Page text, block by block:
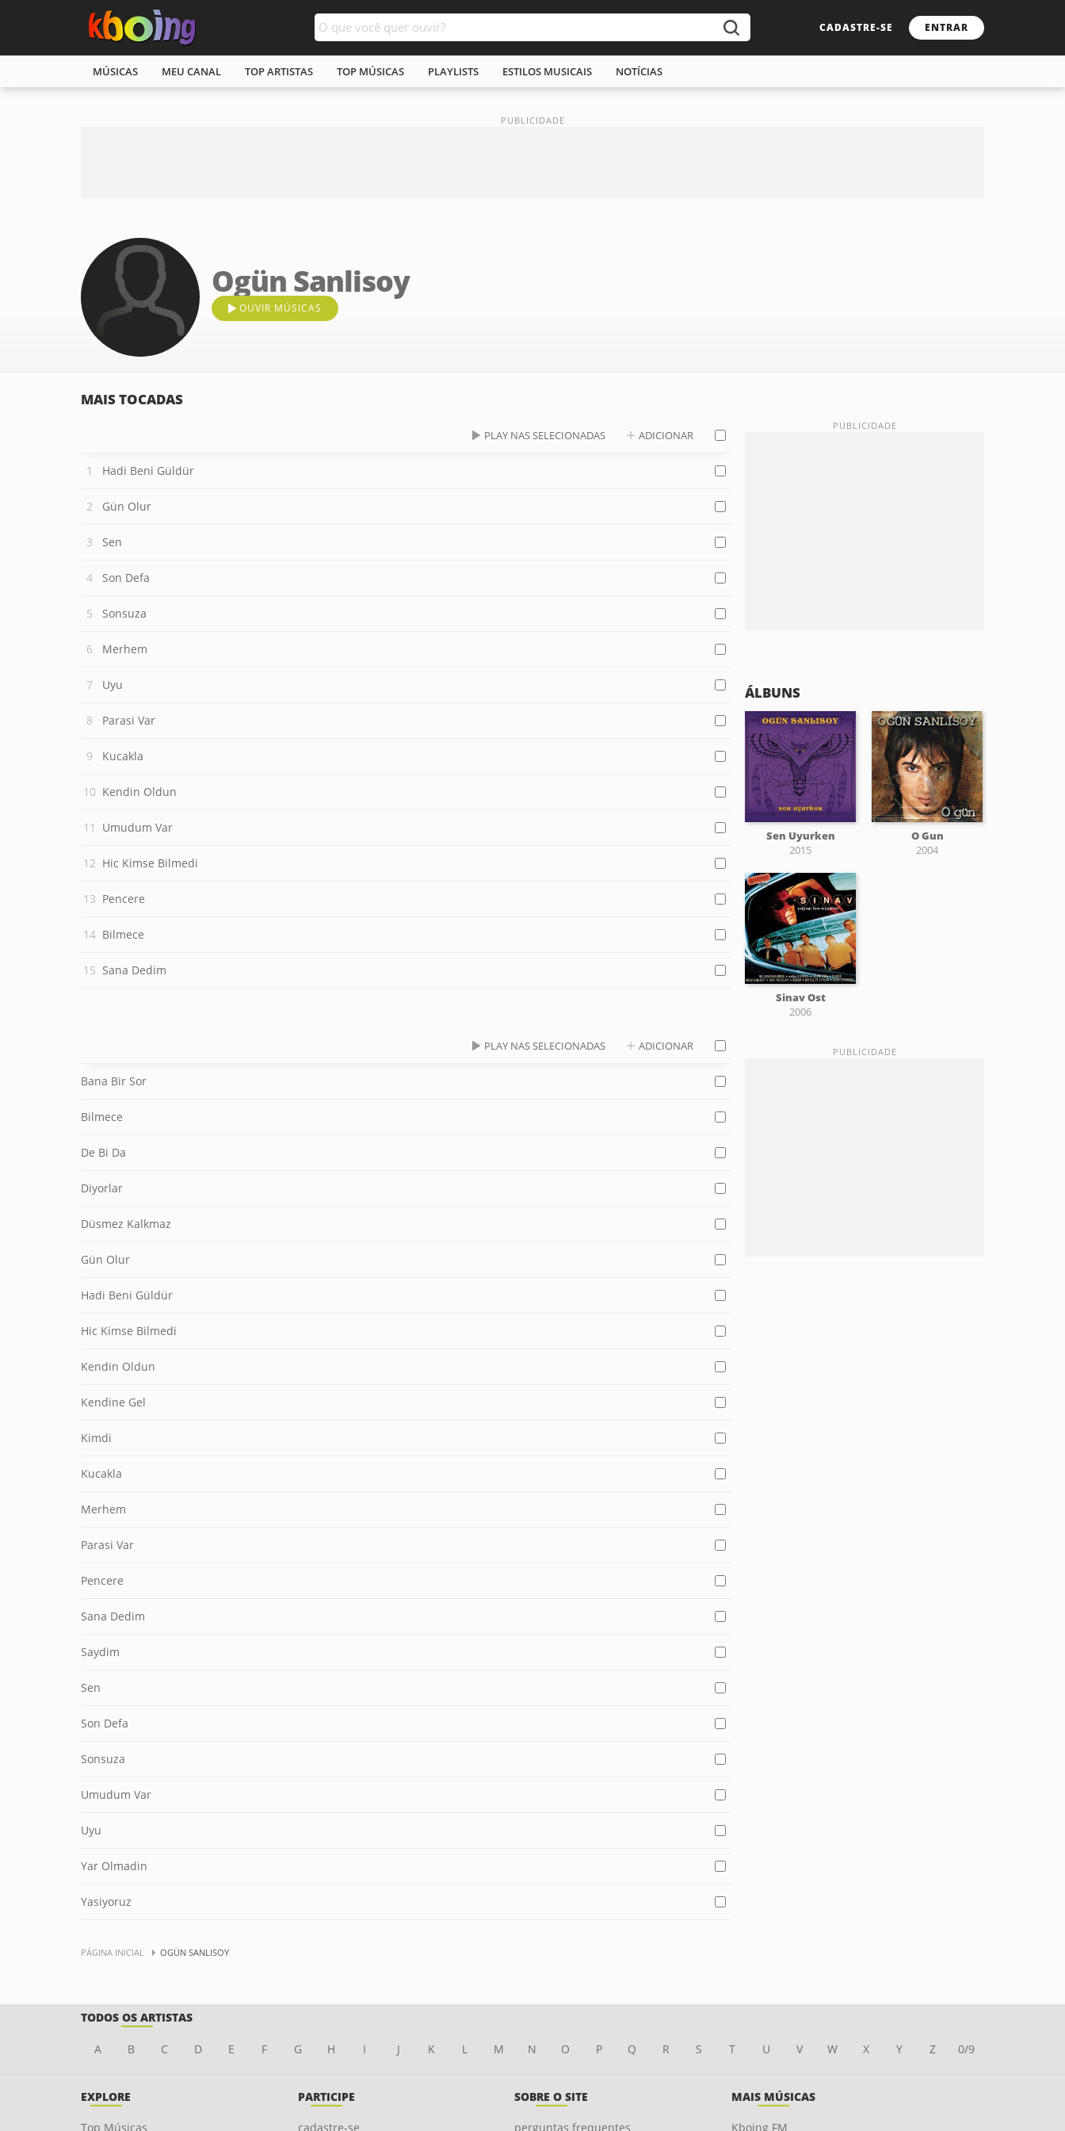
CADASTRE-SE ENTRAR
MÚSICAS MEU CANAL TOP ARTISTAS TOP MÚSICAS PLAYLISTS ESTILOS MUSICAIS NOTÍCIAS
Ogün Sanlisoy
OUVIR MÚSICAS
MAIS TOCADAS
PLAY NAS SELECIONADAS ADICIONAR
Hadi Beni Güldür
Gün Olur
Sen
Son Defa
Sonsuza
Merhem
Uyu
Parasi Var
Kucakla
Kendin Oldun
Umudum Var
Hic Kimse Bilmedi
Pencere
Bilmece
Sana Dedim
PLAY NAS SELECIONADAS ADICIONAR
Bana Bir Sor
Bilmece
De Bi Da
Diyorlar
Düsmez Kalkmaz
Gün Olur
Hadi Beni Güldür
Hic Kimse Bilmedi
Kendin Oldun
Kendine Gel
Kimdi
Kucakla
Merhem
Parasi Var
Pencere
Sana Dedim
Saydim
Sen
Son Defa
Sonsuza
Umudum Var
Uyu
Yar Olmadin
Yasiyoruz
ÁLBUNS
Sen Uyurken
2015
O Gun
2004
Sinav Ost
2006
PÁGINA INICIAL OGÜN SANLISOY
TODOS OS ARTISTAS
A B C D E F G H I J K L M N O P Q R S T U V W X Y Z 0/9
EXPLORE
Top Músicas
PARTICIPE
cadastre-se
SOBRE O SITE
perguntas frequentes
MAIS MÚSICAS
Kboing FM